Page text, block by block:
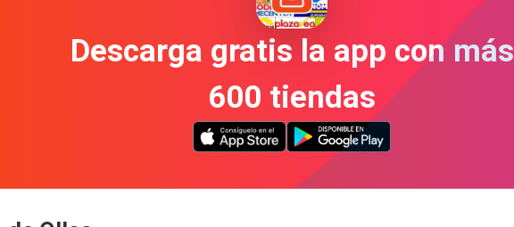
Descarga gratis la app con más
600 tiendas